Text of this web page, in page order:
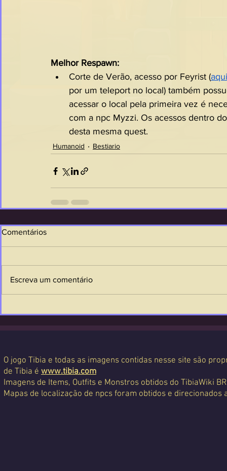
Melhor Respawn:
Corte de Verão, acesso por Feyrist (aqui
por um teleport no local) também
acessar o local pela primeira vez é
com a npc Myzzi. Os acessos dentro
desta mesma quest.
Humanoid Bestiario
Comentários
Escreva um comentário
O jogo Tibia e todas as imagens contidas nesse site são
de Tibia é www.tibia.com
Imagens de Items, Outfits e Monstros obtidos do TibiaWiki
Mapas de localização de npcs foram obtidos e direcionados